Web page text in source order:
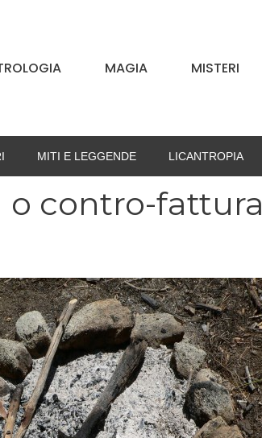
MAGIA MISTERI
MITI E LEGGENDE LICANTROPIA
o contro-fattura